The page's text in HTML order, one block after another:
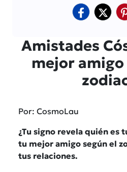
Amistades
mejor amigo
Por: CosmoLau
¿Tu signo revela quién es
tu mejor amigo según el
tus relaciones.